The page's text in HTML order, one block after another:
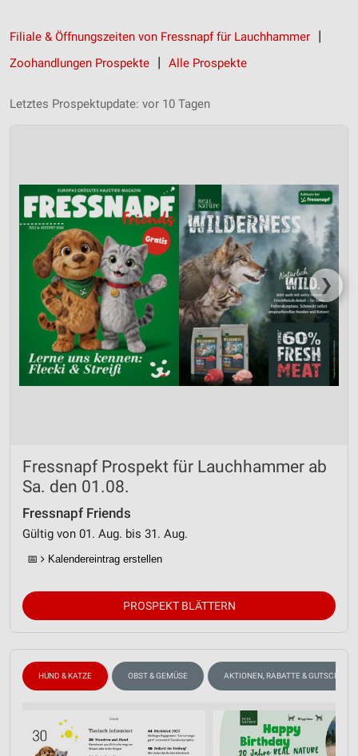
Filiale & Öffnungszeiten von Fressnapf für Lauchhammer
Zoohandlungen Prospekte
Alle Prospekte
Letztes Prospektupdate: vor 10 Tagen
❯
Fressnapf Prospekt für Lauchhammer ab
Sa. den 01.08.
Fressnapf Friends
Gültig von 01. Aug. bis 31. Aug.
📅 Kalendereintrag erstellen
PROSPEKT BLÄTTERN
HUND & KATZE OBST & GEMÜSE AKTIONEN, RABATTE & GUTSCHEINE